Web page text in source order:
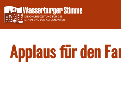
Skip
to
content
Applaus für den